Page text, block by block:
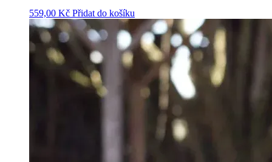
559,00 Kč Přidat do košíku